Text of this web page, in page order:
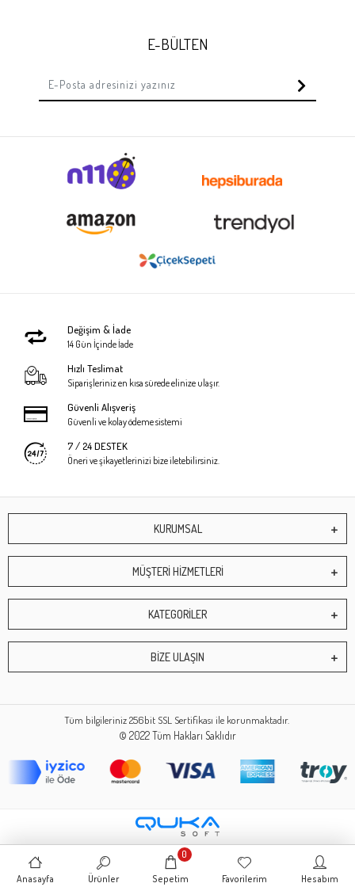
E-BÜLTEN
Değişim & İade
14 Gün İçinde İade
Hızlı Teslimat
Siparişleriniz en kısa sürede elinize ulaşır.
Güvenli Alışveriş
Güvenli ve kolay ödeme sistemi
7 / 24 DESTEK
Öneri ve şikayetlerinizi bize iletebilirsiniz.
KURUMSAL
MÜŞTERİ HİZMETLERİ
KATEGORİLER
BİZE ULAŞIN
Tüm bilgileriniz 256bit SSL Sertifikası ile korunmaktadır.
© 2022Tüm Hakları Saklıdır
Anasayfa Ürünler Sepetim
0
Favorilerim Hesabım